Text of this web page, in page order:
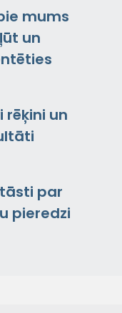
mums
un
rēķini un
par
pieredzi